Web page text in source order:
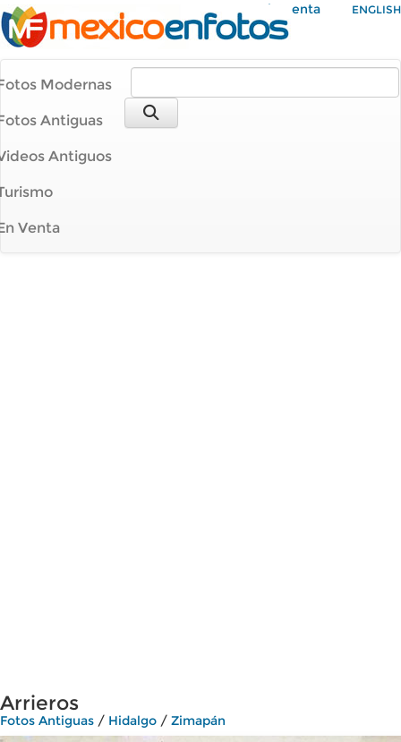
Mi Cuenta ENGLISH
Modernas
Antiguas
Antiguos
Venta
Arrieros
Fotos Antiguas / Hidalgo / Zimapán